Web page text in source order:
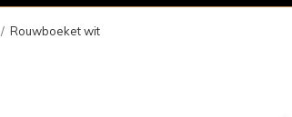
Rouwboeket wit